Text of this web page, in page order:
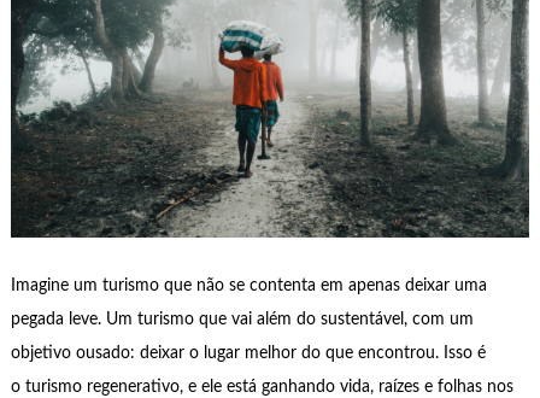
Imagine um turismo que não se contenta em apenas deixar uma
pegada leve. Um turismo que vai além do sustentável, com um
objetivo ousado: deixar o lugar melhor do que encontrou. Isso é
o turismo regenerativo, e ele está ganhando vida, raízes e folhas nos